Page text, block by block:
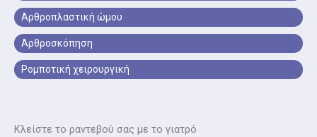
Αρθροπλαστική ώμου
Αρθροσκόπηση
Ρομποτική χειρουργική
Κλείστε το ραντεβού σας με το γιατρό